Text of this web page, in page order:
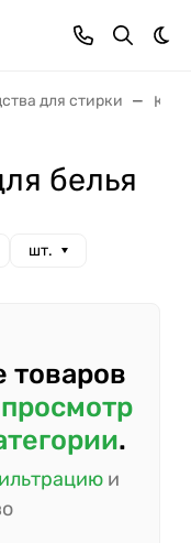
для стирки
белья
шт.
товаров
.
и